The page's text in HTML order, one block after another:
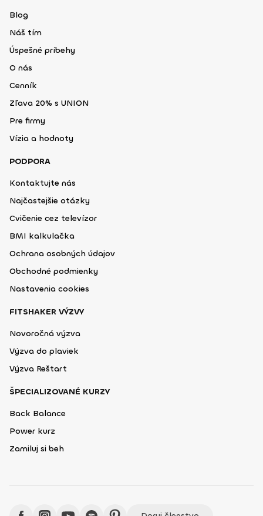
Blog
Náš tím
Úspešné príbehy
O nás
Cenník
Zľava 20% s UNION
Pre firmy
Vízia a hodnoty
PODPORA
Kontaktujte nás
Najčastejšie otázky
Cvičenie cez televízor
BMI kalkulačka
Ochrana osobných údajov
Obchodné podmienky
Nastavenia cookies
FITSHAKER VÝZVY
Novoročná výzva
Výzva do plaviek
Výzva Reštart
ŠPECIALIZOVANÉ KURZY
Back Balance
Power kurz
Zamiluj si beh